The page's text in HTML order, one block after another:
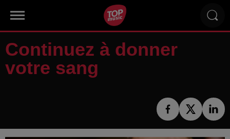
Continuez à donner
votre sang